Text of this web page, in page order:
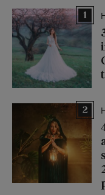
1
2